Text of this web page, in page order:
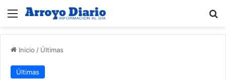
Menú
Inicio / Últimas
Últimas